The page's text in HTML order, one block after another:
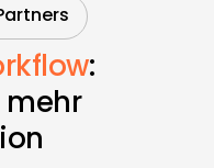
:
mehr